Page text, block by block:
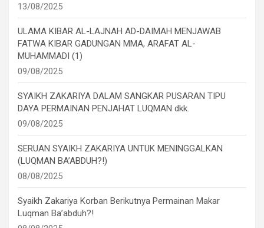
13/08/2025
ULAMA KIBAR AL-LAJNAH AD-DAIMAH MENJAWAB
FATWA KIBAR GADUNGAN MMA, ARAFAT AL-
MUHAMMADI (1)
09/08/2025
SYAIKH ZAKARIYA DALAM SANGKAR PUSARAN TIPU
DAYA PERMAINAN PENJAHAT LUQMAN dkk.
09/08/2025
SERUAN SYAIKH ZAKARIYA UNTUK MENINGGALKAN
(LUQMAN BA’ABDUH?!)
08/08/2025
Syaikh Zakariya Korban Berikutnya Permainan Makar
Luqman Ba’abduh?!